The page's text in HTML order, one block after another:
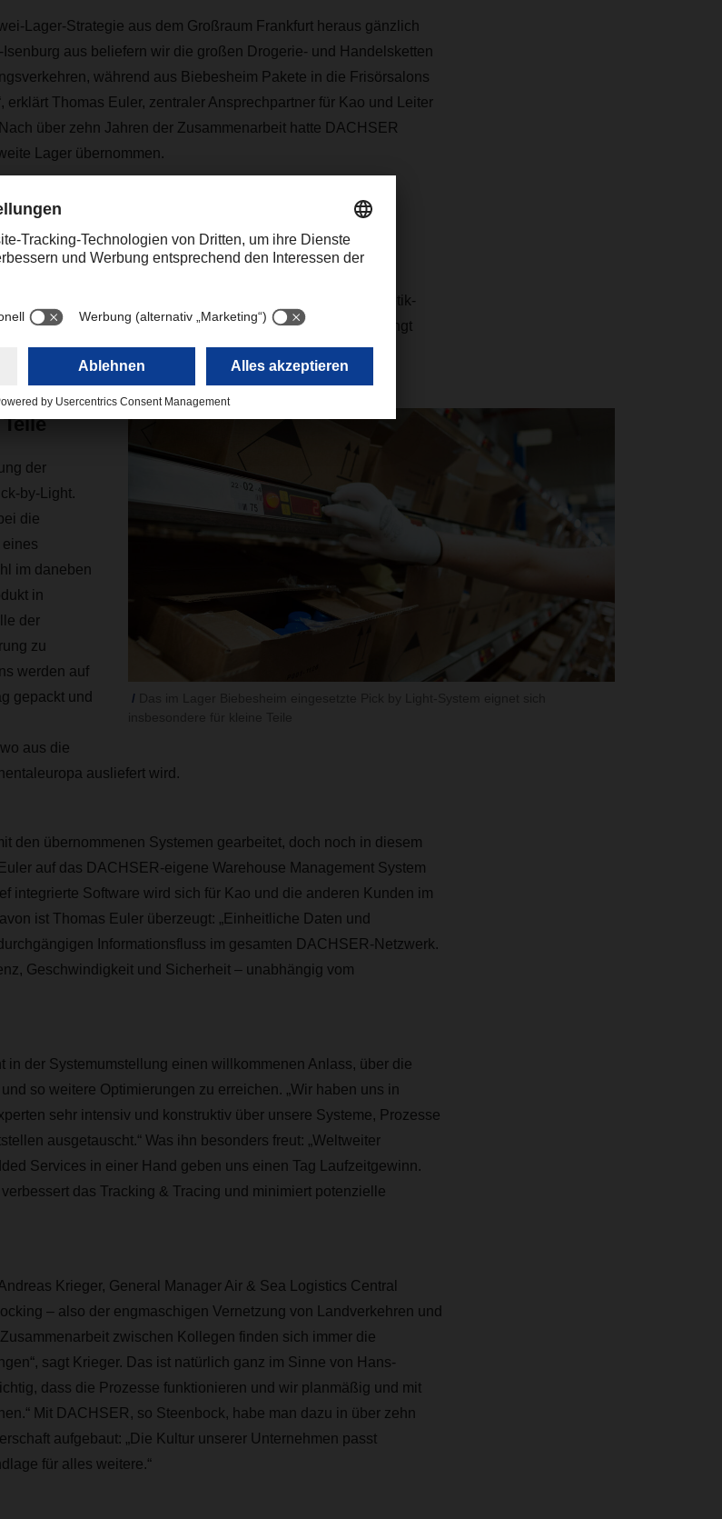
Lager-Strategie aus dem Großraum Frankfurt heraus gänzlich
aus beliefern wir die großen Drogerie- und Handelsketten
während aus Biebesheim Pakete in die Frisörsalons
erklärt Thomas Euler, zentraler Ansprechpartner für Kao und Leiter
über zehn Jahren der Zusammenarbeit hatte DACHSER
Lager übernommen.
ist Kontraktlogistik in Reinkultur“
kaum Lagermöglichkeiten haben, bestellen Haarkosmetik-
Diese müssen dann aber auch nach 24, regionalbedingt
parat stehen.
der
by-Light.
die
im daneben
in
der
zu
werden auf
gepackt und
aus die
ausliefert wird.
den übernommenen Systemen gearbeitet, doch noch in diesem
auf das DACHSER-eigene Warehouse Management System
integrierte Software wird sich für Kao und die anderen Kunden im
ist Thomas Euler überzeugt: „Einheitliche Daten und
Informationsfluss im gesamten DACHSER-Netzwerk.
Geschwindigkeit und Sicherheit – unabhängig vom
in der Systemumstellung einen willkommenen Anlass, über die
so weitere Optimierungen zu erreichen. „Wir haben uns in
sehr intensiv und konstruktiv über unsere Systeme, Prozesse
ausgetauscht.“ Was ihn besonders freut: „Weltweiter
Services in einer Hand geben uns einen Tag Laufzeitgewinn.
das Tracking & Tracing und minimiert potenzielle
Krieger, General Manager Air & Sea Logistics Central
– also der engmaschigen Vernetzung von Landverkehren und
Zusammenarbeit zwischen Kollegen finden sich immer die
sagt Krieger. Das ist natürlich ganz im Sinne von Hans-
dass die Prozesse funktionieren und wir planmäßig und mit
Mit DACHSER, so Steenbock, habe man dazu in über zehn
aufgebaut: „Die Kultur unserer Unternehmen passt
für alles weitere.“